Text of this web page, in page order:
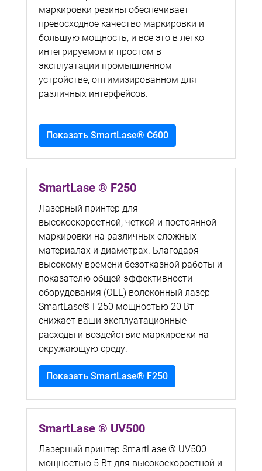
маркировки резины обеспечивает
превосходное качество маркировки и
большую мощность, и все это в легко
интегрируемом и простом в
эксплуатации промышленном
устройстве, оптимизированном для
различных интерфейсов.
Показать SmartLase® C600
SmartLase ® F250
Лазерный принтер для
высокоскоростной, четкой и постоянной
маркировки на различных сложных
материалах и диаметрах. Благодаря
высокому времени безотказной работы и
показателю общей эффективности
оборудования (OEE) волоконный лазер
SmartLase® F250 мощностью 20 Вт
снижает ваши эксплуатационные
расходы и воздействие маркировки на
окружающую среду.
Показать SmartLase® F250
SmartLase ® UV500
Лазерный принтер SmartLase ® UV500
мощностью 5 Вт для высокоскоростной и